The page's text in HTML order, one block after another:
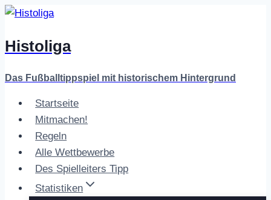
Zum
springen
Histoliga
Das Fußballtippspiel mit historischem Hintergrund
Startseite
Mitmachen!
Regeln
Alle Wettbewerbe
Des Spielleiters Tipp
Statistiken